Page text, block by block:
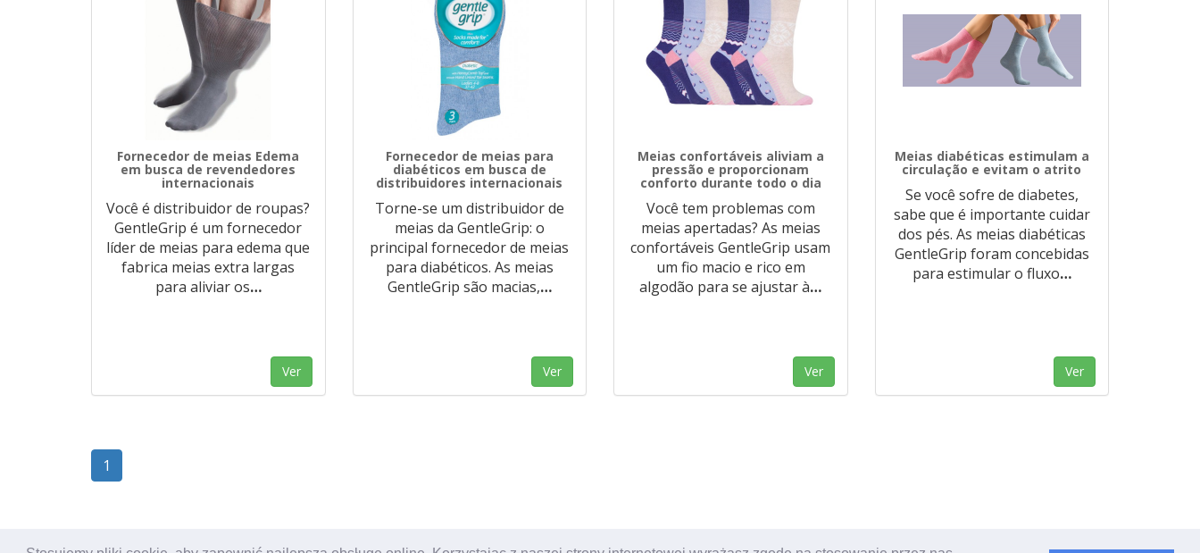
Fornecedor de meias Edema
em busca de revendedores
internacionais
Você é distribuidor de roupas?
GentleGrip é um fornecedor
líder de meias para edema que
fabrica meias extra largas
para aliviar os…
Ver
Fornecedor de meias para
diabéticos em busca de
distribuidores internacionais
Torne-se um distribuidor de
meias da GentleGrip: o
principal fornecedor de meias
para diabéticos. As meias
GentleGrip são macias,…
Ver
Meias confortáveis ​​aliviam a
pressão e proporcionam
conforto durante todo o dia
Você tem problemas com
meias apertadas? As meias
confortáveis ​​GentleGrip usam
um fio macio e rico em
algodão para se ajustar à…
Ver
Meias diabéticas estimulam a
circulação e evitam o atrito
Se você sofre de diabetes,
sabe que é importante cuidar
dos pés. As meias diabéticas
GentleGrip foram concebidas
para estimular o fluxo…
Ver
1